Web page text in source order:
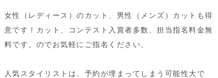
女性（レディース）のカット、男性（メンズ）カットも得
意です！カット、コンテスト入賞者多数、担当指名料金無
料です。のでお気軽にご指名ください。
人気スタイリストは、予約が埋まってしまう可能性大で